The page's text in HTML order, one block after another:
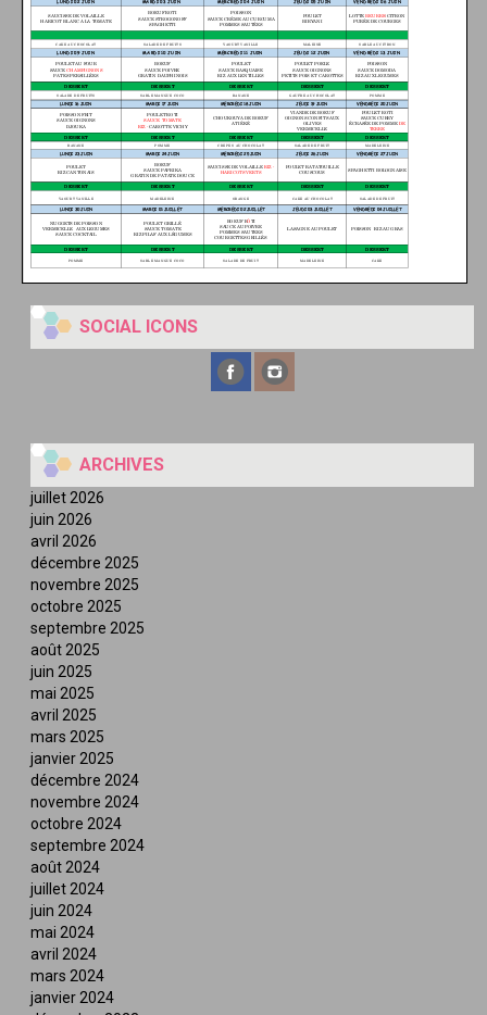
SOCIAL ICONS
ARCHIVES
juillet 2026
juin 2026
avril 2026
décembre 2025
novembre 2025
octobre 2025
septembre 2025
août 2025
juin 2025
mai 2025
avril 2025
mars 2025
janvier 2025
décembre 2024
novembre 2024
octobre 2024
septembre 2024
août 2024
juillet 2024
juin 2024
mai 2024
avril 2024
mars 2024
janvier 2024